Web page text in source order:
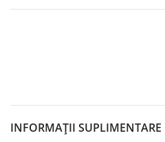
INFORMAȚII SUPLIMENTARE